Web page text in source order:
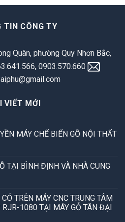
TIN CÔNG TY
Quân, phường Quy Nhơn Bắc,
0903.570.660
VIẾT MỚI
MÁY CHẾ BIẾN GỖ NỘI THẤT
TẠI BÌNH ĐỊNH VÀ NHÀ CUNG
TRÊN MÁY CNC TRUNG TÂM
RJR-1080 TẠI MÁY GỖ TÂN ĐẠI